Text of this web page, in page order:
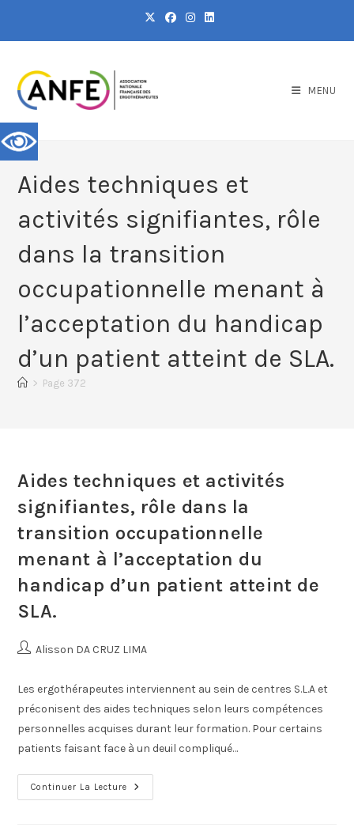
MENU
Aides techniques et
activités signifiantes, rôle
dans la transition
occupationnelle menant à
l’acceptation du handicap
d’un patient atteint de SLA.
> Page 372
Aides techniques et activités
signifiantes, rôle dans la
transition occupationnelle
menant à l’acceptation du
handicap d’un patient atteint de
SLA.
Alisson DA CRUZ LIMA
Les ergothérapeutes interviennent au sein de centres S.L.A et
préconisent des aides techniques selon leurs compétences
personnelles acquises durant leur formation. Pour certains
patients faisant face à un deuil compliqué…
Continuer La Lecture